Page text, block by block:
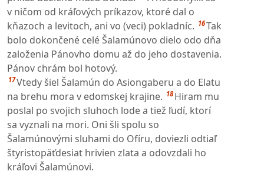
v ničom od kráľových príkazov, ktoré dal o
kňazoch a levitoch, ani vo (veci) pokladníc. 16Tak
bolo dokončené celé Šalamúnovo dielo odo dňa
založenia Pánovho domu až do jeho dostavenia.
Pánov chrám bol hotový.
17Vtedy šiel Šalamún do Asiongaberu a do Elatu
na brehu mora v edomskej krajine. 18 Hiram mu
poslal po svojich sluhoch lode a tiež ľudí, ktorí
sa vyznali na mori. Oni šli spolu so
Šalamúnovými sluhami do Ofíru, doviezli odtiaľ
štyristopäťdesiat hrivien zlata a odovzdali ho
kráľovi Šalamúnovi.